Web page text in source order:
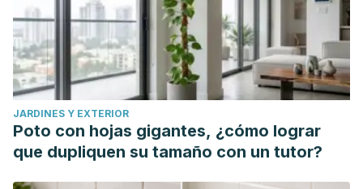
JARDINES Y EXTERIOR
Poto con hojas gigantes, ¿cómo lograr
que dupliquen su tamaño con un tutor?